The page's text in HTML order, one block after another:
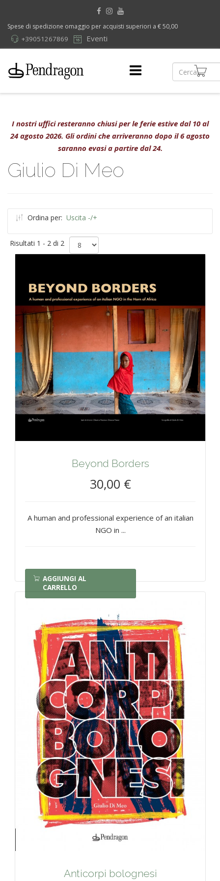
Spese di spedizione omaggio per acquisti superiori a € 50,00
Eventi
+39051267869
I nostri uffici resteranno chiusi per le ferie estive dal 10 al
24 agosto 2026. Gli ordini che arriveranno dopo il 6 agosto
saranno evasi a partire dal 24.
Giulio Di Meo
Ordina per: Uscita -/+
Risultati 1 - 2 di 2
Beyond Borders
30,00 €
A human and professional experience of an italian
NGO in ...
AGGIUNGI AL
CARRELLO
Anticorpi bolognesi